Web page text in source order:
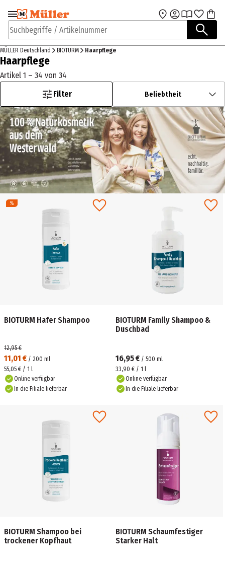
Zur Navigation
springen
Zum Hauptinhalt
Suchbegriffe / Artikelnummer
MÜLLER Deutschland BIOTURM Haarpflege
Haarpflege
Artikel 1 – 34 von 34
Filter
Beliebtheit
BIOTURM Hafer Shampoo
11,01 € / 200 ml
12,95 €
55,05 € / 1 l
Online verfügbar
In die Filiale lieferbar
BIOTURM Family Shampoo &
Duschbad
16,95 € / 500 ml
33,90 € / 1 l
Online verfügbar
In die Filiale lieferbar
BIOTURM Shampoo bei
trockener Kopfhaut
BIOTURM Schaumfestiger
Starker Halt